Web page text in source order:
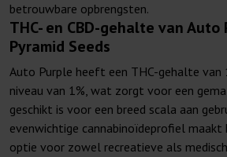
betrouwbare opbrengsten.
THC- en CBD-gehalte van Auto
Pyramid Seeds
Auto Purple heeft een THC-gehalte van
niveau van 1%, wat zorgt voor een
geschikt is voor een breed scala aan
evenwichtige cannabinoïdeprofiel
optie voor zowel recreatieve als